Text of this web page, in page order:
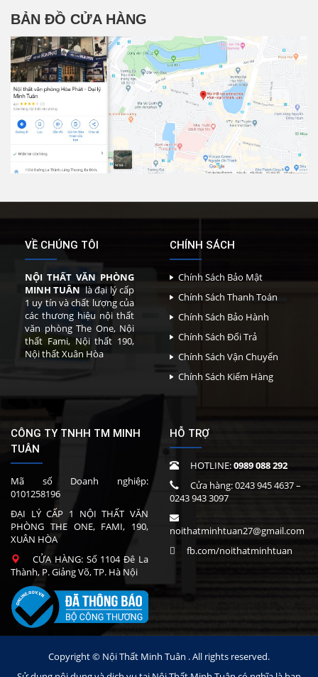
BẢN ĐỒ CỬA HÀNG
VỀ CHÚNG TÔI
NỘI THẤT VĂN PHÒNG
MINH TUÂN là đại lý cấp
1 uy tín và chất lượng của
các thương hiệu nội thất
văn phòng The One, Nội
thất Fami, Nội thất 190,
Nội thất Xuân Hòa
CHÍNH SÁCH
Chính Sách Bảo Mật
Chính Sách Thanh Toán
Chính Sách Bảo Hành
Chính Sách Đổi Trả
Chính Sách Vận Chuyển
Chính Sách Kiểm Hàng
CÔNG TY TNHH TM MINH
TUÂN
Mã số Doanh nghiệp:
0101258196
ĐẠI LÝ CẤP 1 NỘI THẤT VĂN
PHÒNG THE ONE, FAMI, 190,
XUÂN HÒA
CỬA HÀNG: Số 1104 Đê La
Thành, P. Giảng Võ, TP. Hà Nội
HỖ TRỢ
HOTLINE:0989 088 292
Cửa hàng:0243 945 4637–
0243 943 3097
noithatminhtuan27@gmail.com
fb.com/noithatminhtuan
Copyright © Nội Thất Minh Tuân . All rights reserved.